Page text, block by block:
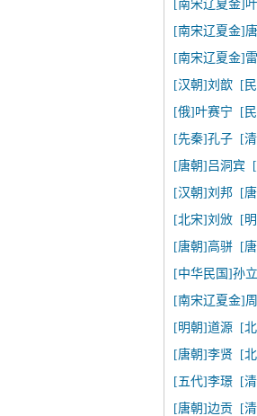
[南宋辽夏金]
[南宋辽夏金]
[南宋辽夏金]
[汉朝]刘歆
[
[俄]叶赛宁
[
[先秦]孔子
[
[唐朝]吕洞宾
[汉朝]刘邦
[
[北宋]刘攽
[
[唐朝]高骈
[
[中华民国]孙
[南宋辽夏金]
[明朝]道源
[
[唐朝]李贤
[
[五代]李璟
[
[唐朝]边贡
[